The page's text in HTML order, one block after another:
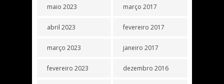
maio 2023
abril 2023
março 2023
fevereiro 2023
março 2017
fevereiro 2017
janeiro 2017
dezembro 2016